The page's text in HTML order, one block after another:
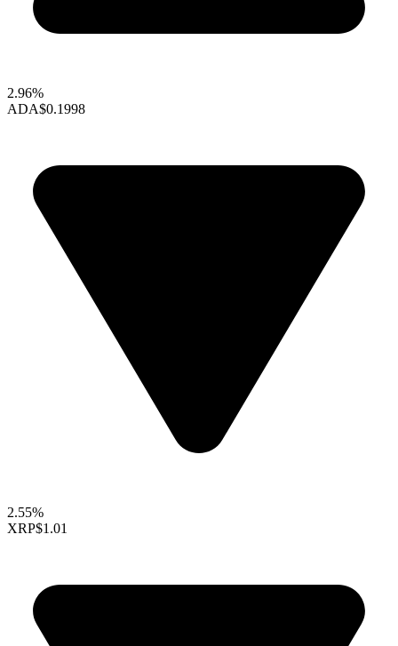
2.96%
ADA$0.1998
2.55%
XRP$1.01